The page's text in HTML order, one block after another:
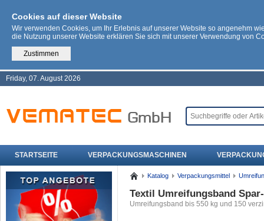
Cookies auf dieser Website
Wir verwenden Cookies, um Ihr Erlebnis auf unserer Website so angenehm
die Nutzung unserer Website erklären Sie sich mit unserer Verwendung von
Zustimmen
Friday, 07. August 2026
STARTSEITE VERPACKUNGSMASCHINEN
Katalog Verpackungsmittel
Textil Umreifungsband
Umreifungsband bis 550 kg und 150